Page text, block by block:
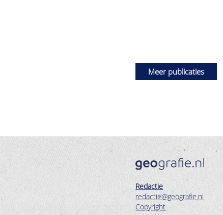
Meer publicaties
Redactie
redactie@geografie.nl
Copyright